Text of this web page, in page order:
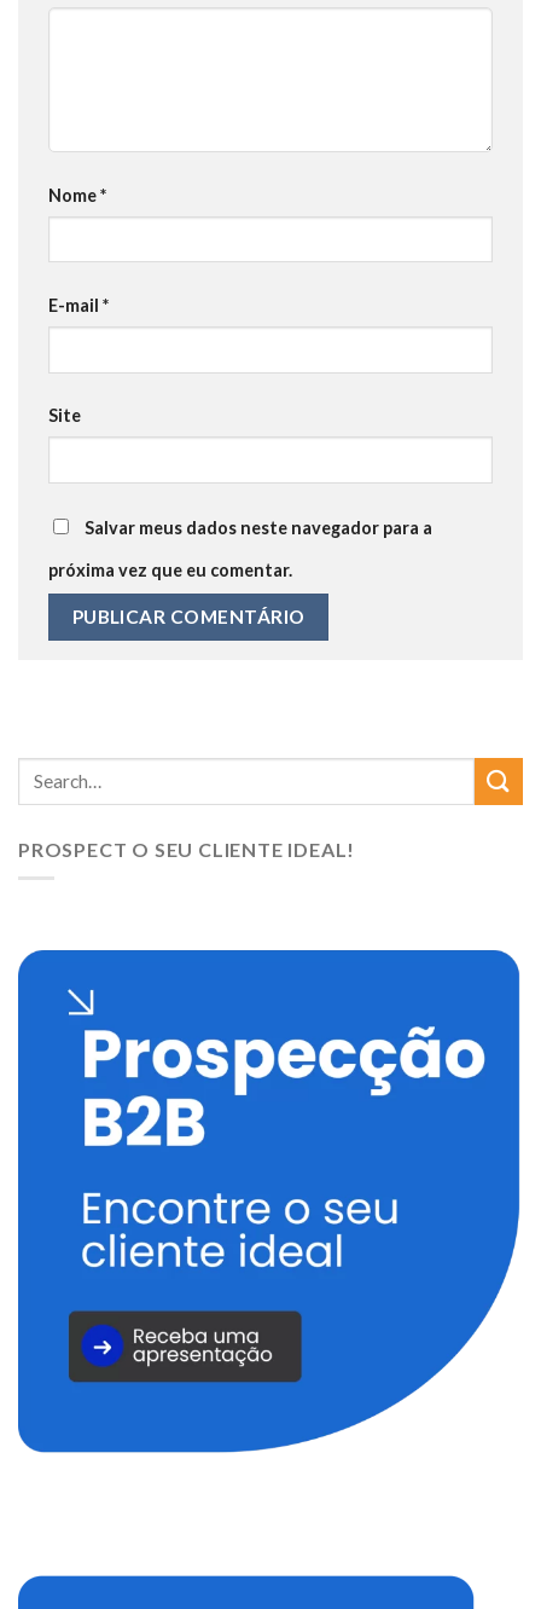
Nome*
E-mail *
Site
Salvar meus dados neste navegador para a
próxima vez que eu comentar.
PROSPECT O SEU CLIENTE IDEAL!